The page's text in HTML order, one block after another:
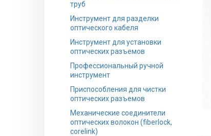
труб
Инструмент для разделки
оптического кабеля
Инструмент для установки
оптических разъемов
Профессиональный ручной
инструмент
Приспособления для чистки
оптических разъемов
Механические соединители
оптических волокон (fiberlock,
corelink)